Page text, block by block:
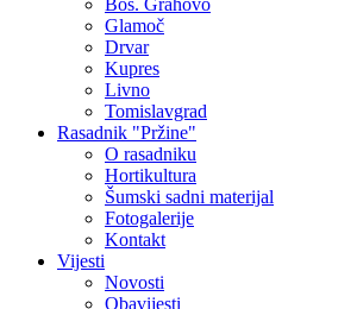
Bos. Grahovo
Glamoč
Drvar
Kupres
Livno
Tomislavgrad
Rasadnik "Pržine"
O rasadniku
Hortikultura
Šumski sadni materijal
Fotogalerije
Kontakt
Vijesti
Novosti
Obavijesti